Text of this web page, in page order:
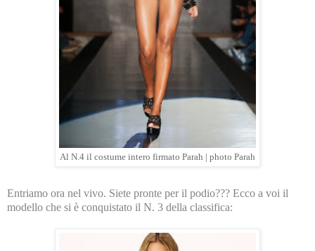
Al N.4 il costume intero firmato Parah | photo Parah
Entriamo ora nel vivo. Siete pronte per il podio??? Ecco a voi il
modello che si è conquistato il N. 3 della classifica: